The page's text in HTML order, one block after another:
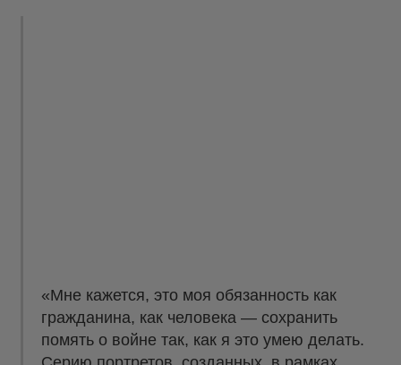
«Мне кажется, это моя обязанность как
гражданина, как человека — сохранить
помять о войне так, как я это умею делать.